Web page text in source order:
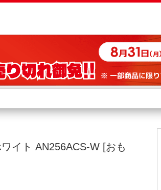
店舗サービス
ネット取り置き
店舗情報・店舗一覧
イト AN256ACS-W [おも